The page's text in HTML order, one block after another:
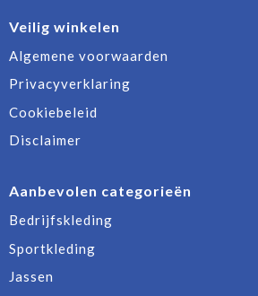
Veilig winkelen
Algemene voorwaarden
Privacyverklaring
Cookiebeleid
Disclaimer
Aanbevolen categorieën
Bedrijfskleding
Sportkleding
Jassen